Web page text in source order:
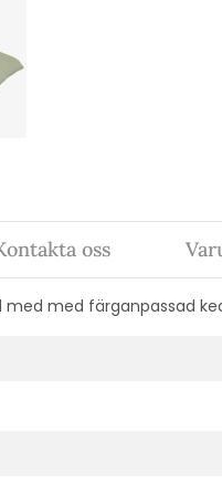
med med färganpassad
oss